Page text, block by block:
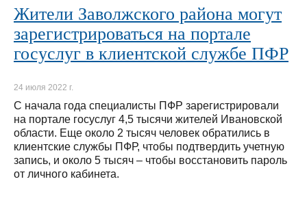
Жители Заволжского района могут
зарегистрироваться на портале
госуслуг в клиентской службе ПФР
24 июля 2022 г.
С начала года специалисты ПФР зарегистрировали
на портале госуслуг 4,5 тысячи жителей Ивановской
области. Еще около 2 тысяч человек обратились в
клиентские службы ПФР, чтобы подтвердить учетную
запись, и около 5 тысяч – чтобы восстановить пароль
от личного кабинета.